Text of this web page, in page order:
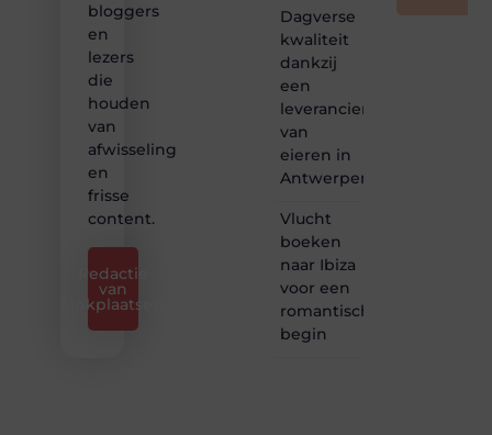
bloggers
en
lezers
die
houden
van
afwisseling
en
frisse
content.
Redactie
van
Linkplaatsen
Dagverse
kwaliteit
dankzij
een
leverancier
van
eieren in
Antwerpen
Vlucht
boeken
naar Ibiza
voor een
romantisch
begin